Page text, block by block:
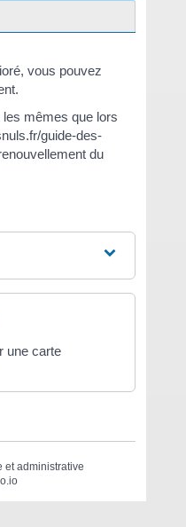
vous pouvez
mêmes que lors
guide-des-
du
une carte
et administrative